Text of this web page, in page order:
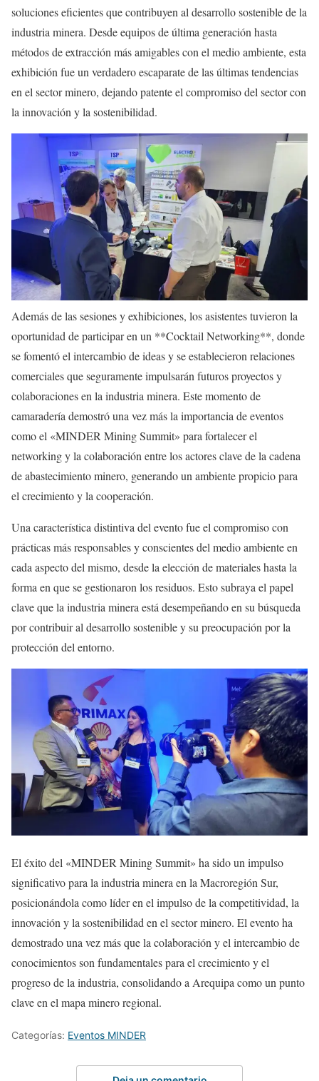
soluciones eficientes que contribuyen al desarrollo sostenible de la
industria minera. Desde equipos de última generación hasta
métodos de extracción más amigables con el medio ambiente, esta
exhibición fue un verdadero escaparate de las últimas tendencias
en el sector minero, dejando patente el compromiso del sector con
la innovación y la sostenibilidad.
Además de las sesiones y exhibiciones, los asistentes tuvieron la
oportunidad de participar en un **Cocktail Networking**, donde
se fomentó el intercambio de ideas y se establecieron relaciones
comerciales que seguramente impulsarán futuros proyectos y
colaboraciones en la industria minera. Este momento de
camaradería demostró una vez más la importancia de eventos
como el «MINDER Mining Summit» para fortalecer el
networking y la colaboración entre los actores clave de la cadena
de abastecimiento minero, generando un ambiente propicio para
el crecimiento y la cooperación.
Una característica distintiva del evento fue el compromiso con
prácticas más responsables y conscientes del medio ambiente en
cada aspecto del mismo, desde la elección de materiales hasta la
forma en que se gestionaron los residuos. Esto subraya el papel
clave que la industria minera está desempeñando en su búsqueda
por contribuir al desarrollo sostenible y su preocupación por la
protección del entorno.
El éxito del «MINDER Mining Summit» ha sido un impulso
significativo para la industria minera en la Macroregión Sur,
posicionándola como líder en el impulso de la competitividad, la
innovación y la sostenibilidad en el sector minero. El evento ha
demostrado una vez más que la colaboración y el intercambio de
conocimientos son fundamentales para el crecimiento y el
progreso de la industria, consolidando a Arequipa como un punto
clave en el mapa minero regional.
Categorías: Eventos MINDER